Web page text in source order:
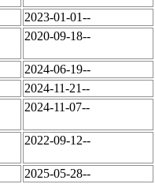
2023-01-01--
2020-09-18--
2024-06-19--
2024-11-21--
2024-11-07--
2022-09-12--
2025-05-28--